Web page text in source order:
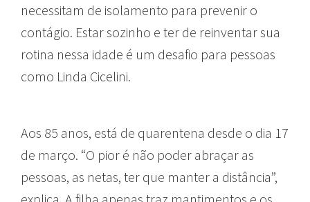
necessitam de isolamento para prevenir o
contágio. Estar sozinho e ter de reinventar sua
rotina nessa idade é um desafio para pessoas
como Linda Cicelini.
Aos 85 anos, está de quarentena desde o dia 17
de março. “O pior é não poder abraçar as
pessoas, as netas, ter que manter a distância”,